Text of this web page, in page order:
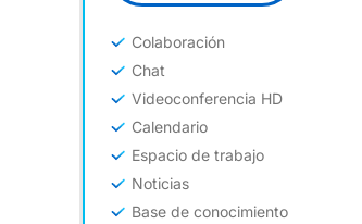
Colaboración
Chat
Videoconferencia HD
Calendario
Espacio de trabajo
Noticias
Base de conocimiento